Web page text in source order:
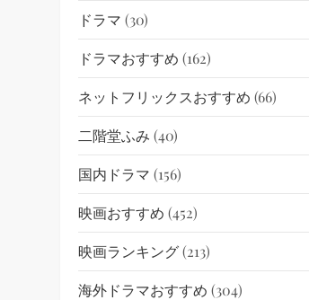
ドラマ (30)
ドラマおすすめ (162)
ネットフリックスおすすめ (66)
二階堂ふみ (40)
国内ドラマ (156)
映画おすすめ (452)
映画ランキング(213)
海外ドラマおすすめ (304)